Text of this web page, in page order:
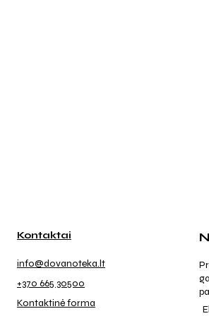
Kontaktai
info@dovanoteka.lt
+370 665 30500
Kontaktinė forma